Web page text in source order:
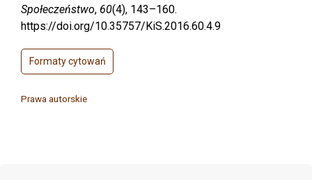
Społeczeństwo, 60(4), 143–160.
https://doi.org/10.35757/KiS.2016.60.4.9
Formaty cytowań
Prawa autorskie